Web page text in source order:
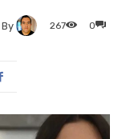
By 0
267